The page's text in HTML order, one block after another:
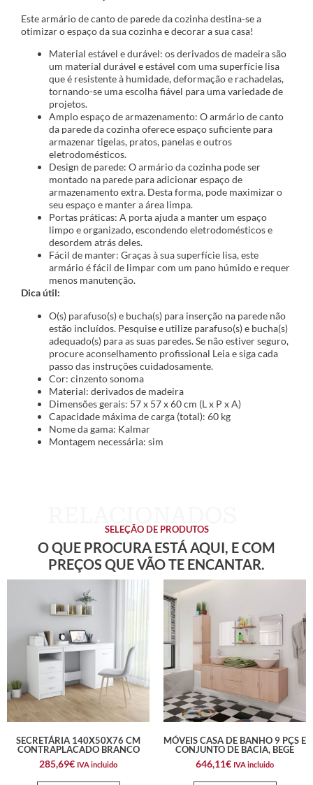
Este armário de canto de parede da cozinha destina-se a
otimizar o espaço da sua cozinha e decorar a sua casa!
Material estável e durável: os derivados de madeira são
um material durável e estável com uma superfície lisa
que é resistente à humidade, deformação e rachadelas,
tornando-se uma escolha fiável para uma variedade de
projetos.
Amplo espaço de armazenamento: O armário de canto
da parede da cozinha oferece espaço suficiente para
armazenar tigelas, pratos, panelas e outros
eletrodomésticos.
Design de parede: O armário da cozinha pode ser
montado na parede para adicionar espaço de
armazenamento extra. Desta forma, pode maximizar o
seu espaço e manter a área limpa.
Portas práticas: A porta ajuda a manter um espaço
limpo e organizado, escondendo eletrodomésticos e
desordem atrás deles.
Fácil de manter: Graças à sua superfície lisa, este
armário é fácil de limpar com um pano húmido e requer
menos manutenção.
Dica útil:
O(s) parafuso(s) e bucha(s) para inserção na parede não
estão incluídos. Pesquise e utilize parafuso(s) e bucha(s)
adequado(s) para as suas paredes. Se não estiver seguro,
procure aconselhamento profissional Leia e siga cada
passo das instruções cuidadosamente.
Cor: cinzento sonoma
Material: derivados de madeira
Dimensões gerais: 57 x 57 x 60 cm (L x P x A)
Capacidade máxima de carga (total): 60 kg
Nome da gama: Kalmar
Montagem necessária: sim
SELEÇÃO DE PRODUTOS
O QUE PROCURA ESTÁ AQUI, E COM
PREÇOS QUE VÃO TE ENCANTAR.
SECRETÁRIA 140X50X76 CM
CONTRAPLACADO BRANCO
285,69€ IVA incluido
MÓVEIS CASA DE BANHO 9 PÇS E
CONJUNTO DE BACIA, BEGE
646,11€ IVA incluido